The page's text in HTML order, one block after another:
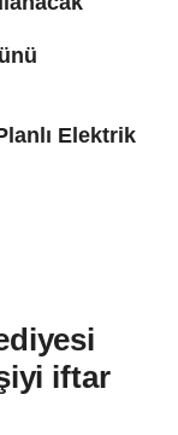
Elektrik
iftar